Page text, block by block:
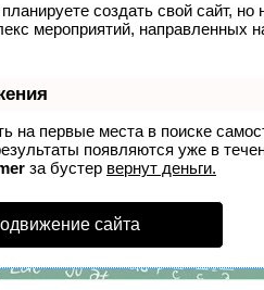
создать свой сайт,
мероприятий, направленных
на первые места в поиске
появляются уже в
за бустер вернут деньги.
сайта